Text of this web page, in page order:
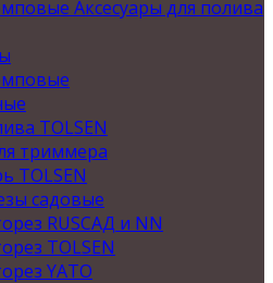
Аксесуары для полива
TOLSEN
триммера
TOLSEN
садовые
RUSСАД и NN
TOLSEN
YATO